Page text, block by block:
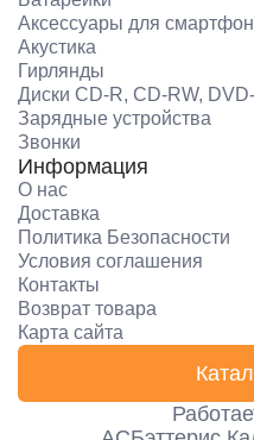
Аксессуары для
Акустика
Гирлянды
Диски CD-R, CD-RW,
Зарядные устройства
Звонки
Информация
О нас
Доставка
Политика Безопасности
Условия соглашения
Контакты
Возврат товара
Карта сайта